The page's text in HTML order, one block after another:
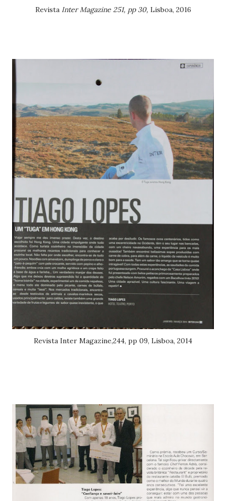
Revista Inter Magazine 251, pp 30, Lisboa, 2016
Revista Inter Magazine,244, pp 09, Lisboa, 2014